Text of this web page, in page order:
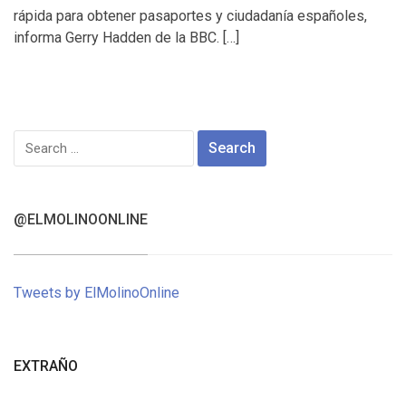
rápida para obtener pasaportes y ciudadanía españoles,
informa Gerry Hadden de la BBC. […]
Search
for:
@ELMOLINOONLINE
Tweets by ElMolinoOnline
EXTRAÑO